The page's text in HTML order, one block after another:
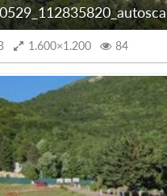
1.600×1.200 84